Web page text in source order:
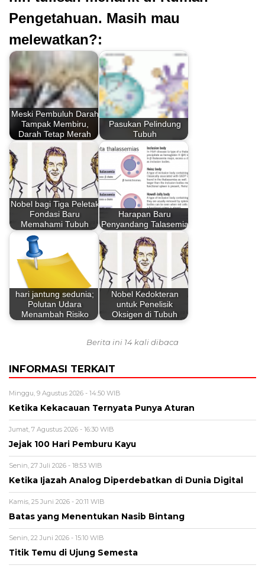
Pengetahuan. Masih mau
melewatkan?:
Meski Pembuluh Darah
Tampak Membiru,
Darah Tetap Merah
Pasukan Pelindung
Tubuh
Nobel bagi Tiga Peletak
Fondasi Baru
Memahami Tubuh
Harapan Baru
Penyandang Talasemia
hari jantung sedunia;
Polutan Udara
Menambah Risiko
Nobel Kedokteran
untuk Penelisik
Oksigen di Tubuh
Berita ini 14 kali dibaca
INFORMASI TERKAIT
Minggu, 9 Agustus 2026 - 14:50 WIB
Ketika Kekacauan Ternyata Punya Aturan
Jumat, 7 Agustus 2026 - 16:30 WIB
Jejak 100 Hari Pemburu Kayu
Senin, 27 Juli 2026 - 18:53 WIB
Ketika Ijazah Analog Diperdebatkan di Dunia Digital
Kamis, 25 Juni 2026 - 20:11 WIB
Batas yang Menentukan Nasib Bintang
Senin, 22 Juni 2026 - 15:10 WIB
Titik Temu di Ujung Semesta